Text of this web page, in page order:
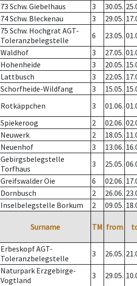
73 Schw. Giebelhaus 3 30.05.
74 Schw. Bleckenau 3 29.05.
75 Schw. Hochgrat AGT-
Toleranzbelegstelle
6 23.05.
Waldhof 3 27.05.
Hohenheide 3 20.05.
Lattbusch 3 22.05.
Schorfheide-Wildfang 3 15.05.
Rotkäppchen 3 01.06.
Spiekeroog 2 02.06.
Neuwerk 2 18.05.
Neuenhof 3 13.06.
Gebirgsbelegstelle
Torfhaus
3 25.05.
Greifswalder Oie 6 02.06.
Dornbusch 2 26.06.
Inselbelegstelle Borkum 2 09.05.
Surname TM from
Erbeskopf AGT-
Toleranzbelegstelle
3 26.05.
Naturpark Erzgebirge-
Vogtland
3 29.05.